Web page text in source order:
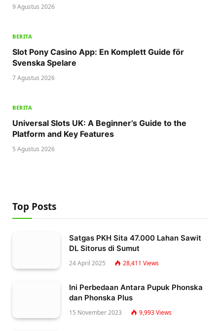
9 Agustus 2026
BERITA
Slot Pony Casino App: En Komplett Guide för
Svenska Spelare
7 Agustus 2026
BERITA
Universal Slots UK: A Beginner’s Guide to the
Platform and Key Features
5 Agustus 2026
Top Posts
Satgas PKH Sita 47.000 Lahan Sawit
DL Sitorus di Sumut
24 April 2025 28,411 Views
Ini Perbedaan Antara Pupuk Phonska
dan Phonska Plus
15 November 2023 9,993Views